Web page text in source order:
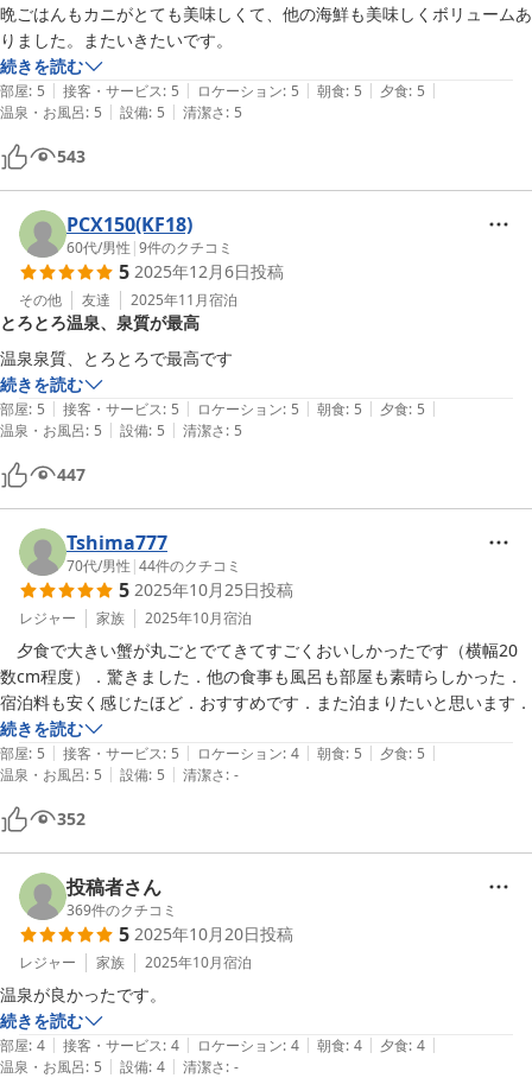
晩ごはんもカニがとても美味しくて、他の海鮮も美味しくボリュームあ
りました。またいきたいです。
続きを読む
部屋: 5 | 接客・サービス: 5 | ロケーション: 5 | 朝食: 5 | 夕食: 5 |
温泉・お風呂: 5 | 設備: 5 | 清潔さ: 5
543
PCX150(KF18)
60代/男性 |9件のクチコミ
5 2025年12月6日投稿
その他 友達 2025年11月宿泊
とろとろ温泉、泉質が最高
温泉泉質、とろとろで最高です
続きを読む
部屋: 5 | 接客・サービス: 5 | ロケーション: 5 | 朝食: 5 | 夕食: 5 |
温泉・お風呂: 5 | 設備: 5 | 清潔さ: 5
447
Tshima777
70代/男性 |44件のクチコミ
5 2025年10月25日投稿
レジャー 家族 2025年10月宿泊
夕食で大きい蟹が丸ごとでてきてすごくおいしかったです（横幅20
数cm程度）．驚きました．他の食事も風呂も部屋も素晴らしかった．
宿泊料も安く感じたほど．おすすめです．また泊まりたいと思います．
続きを読む
部屋: 5 | 接客・サービス: 5 | ロケーション: 4 | 朝食: 5 | 夕食: 5 |
温泉・お風呂: 5 | 設備: 5 | 清潔さ: -
352
投稿者さん
369件のクチコミ
5 2025年10月20日投稿
レジャー 家族 2025年10月宿泊
温泉が良かったです。
続きを読む
部屋: 4 | 接客・サービス: 4 | ロケーション: 4 | 朝食: 4 | 夕食: 4 |
温泉・お風呂: 5 | 設備: 4 | 清潔さ: -